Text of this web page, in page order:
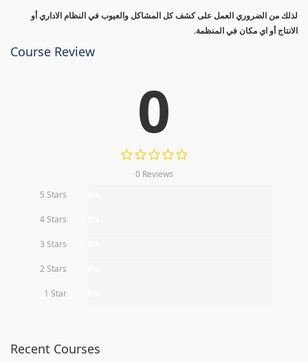
لذلك من الضروري العمل على كشف كل المشاكل والعيوب في النظام الاداري أو
الانتاج أو اي مكان في المنظمة.
Course Review
0
0 Reviews
5 Stars
4 Stars
3 Stars
2 Stars
1 Star
Recent Courses